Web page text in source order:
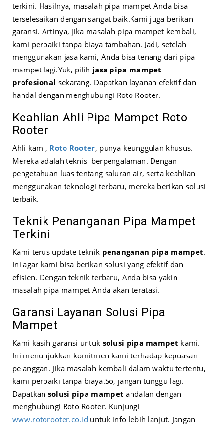
terkini. Hasilnya, masalah pipa mampet Anda bisa
terselesaikan dengan sangat baik.Kami juga berikan
garansi. Artinya, jika masalah pipa mampet kembali,
kami perbaiki tanpa biaya tambahan. Jadi, setelah
menggunakan jasa kami, Anda bisa tenang dari pipa
mampet lagi.Yuk, pilih jasa pipa mampet
profesional sekarang. Dapatkan layanan efektif dan
handal dengan menghubungi Roto Rooter.
Keahlian Ahli Pipa Mampet Roto
Rooter
Ahli kami, Roto Rooter, punya keunggulan khusus.
Mereka adalah teknisi berpengalaman. Dengan
pengetahuan luas tentang saluran air, serta keahlian
menggunakan teknologi terbaru, mereka berikan solusi
terbaik.
Teknik Penanganan Pipa Mampet
Terkini
Kami terus update teknik penanganan pipa mampet.
Ini agar kami bisa berikan solusi yang efektif dan
efisien. Dengan teknik terbaru, Anda bisa yakin
masalah pipa mampet Anda akan teratasi.
Garansi Layanan Solusi Pipa
Mampet
Kami kasih garansi untuk solusi pipa mampet kami.
Ini menunjukkan komitmen kami terhadap kepuasan
pelanggan. Jika masalah kembali dalam waktu tertentu,
kami perbaiki tanpa biaya.So, jangan tunggu lagi.
Dapatkan solusi pipa mampet andalan dengan
menghubungi Roto Rooter. Kunjungi
www.rotorooter.co.id untuk info lebih lanjut. Jangan